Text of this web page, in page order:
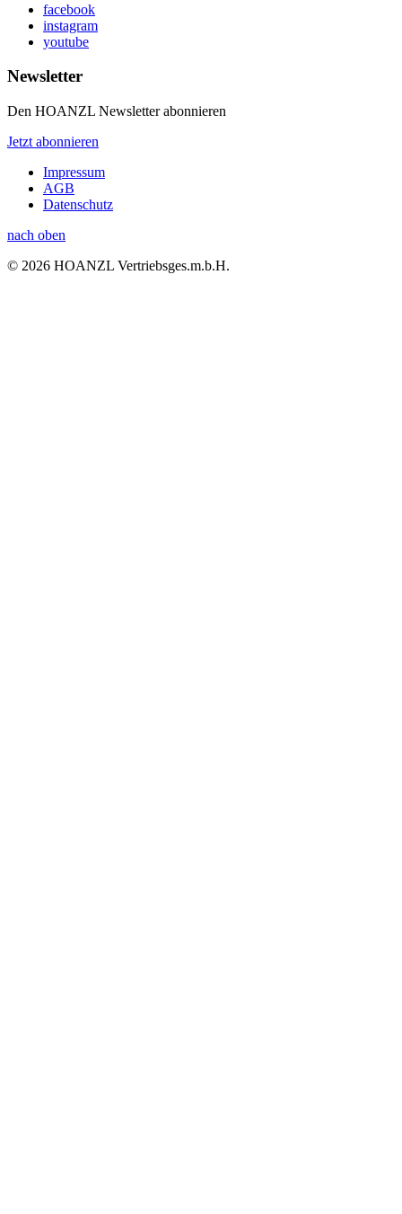
facebook
instagram
youtube
Newsletter
Den HOANZL Newsletter abonnieren
Jetzt abonnieren
Impressum
AGB
Datenschutz
nach oben
© 2026 HOANZL Vertriebsges.m.b.H.